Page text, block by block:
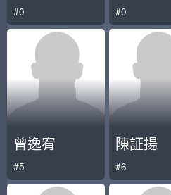
#0 #0
曾逸宥
#5
陳証揚
#6